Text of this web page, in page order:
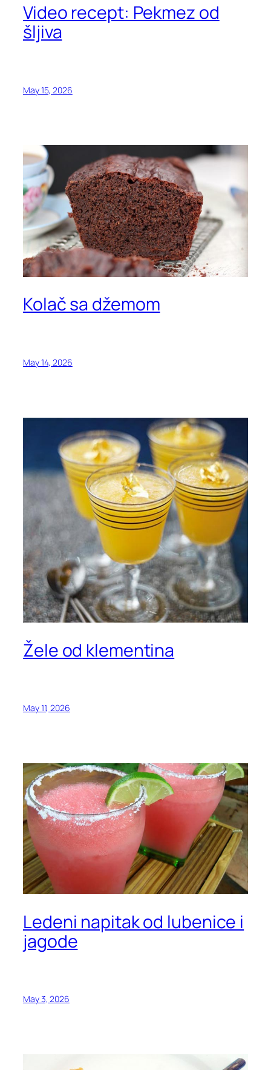
Video recept: Pekmez od
šljiva
May 15, 2026
Kolač sa džemom
May 14, 2026
Žele od klementina
May 11, 2026
Ledeni napitak od lubenice i
jagode
May 3, 2026